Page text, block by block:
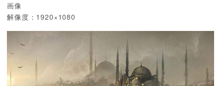
画像
解像度：1920×1080